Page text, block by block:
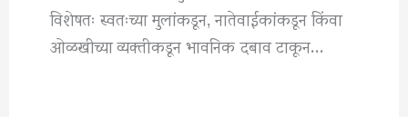
विशेषतः स्वतःच्या मुलांकडून, नातेवाईकांकडून किंवा
ओळखीच्या व्यक्तीकडून भावनिक दबाव टाकून…